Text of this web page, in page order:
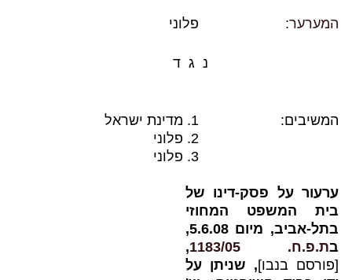
המערער: פלוני
נ ג ד
המשיבים:
1. מדינת ישראל
2. פלוני
3. פלוני
ערעור על פסק-דינו של
בית המשפט המחוזי
בתל-אביב, מיום 5.6.08,
בת.פ.ח. 1183/05
,
[פורסם בנבו], שניתן על